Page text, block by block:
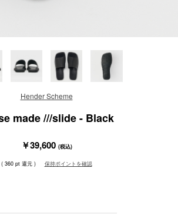
Hender Scheme
made ///slide - Black
￥39,600 (税込)
( 360 pt 還元 ) 保持ポイントを確認